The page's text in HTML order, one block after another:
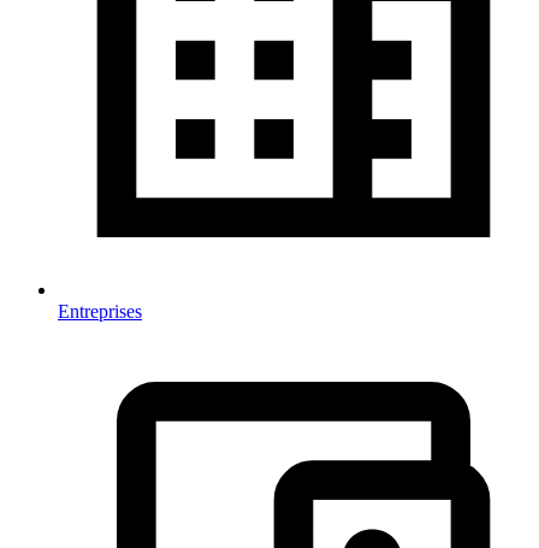
Entreprises